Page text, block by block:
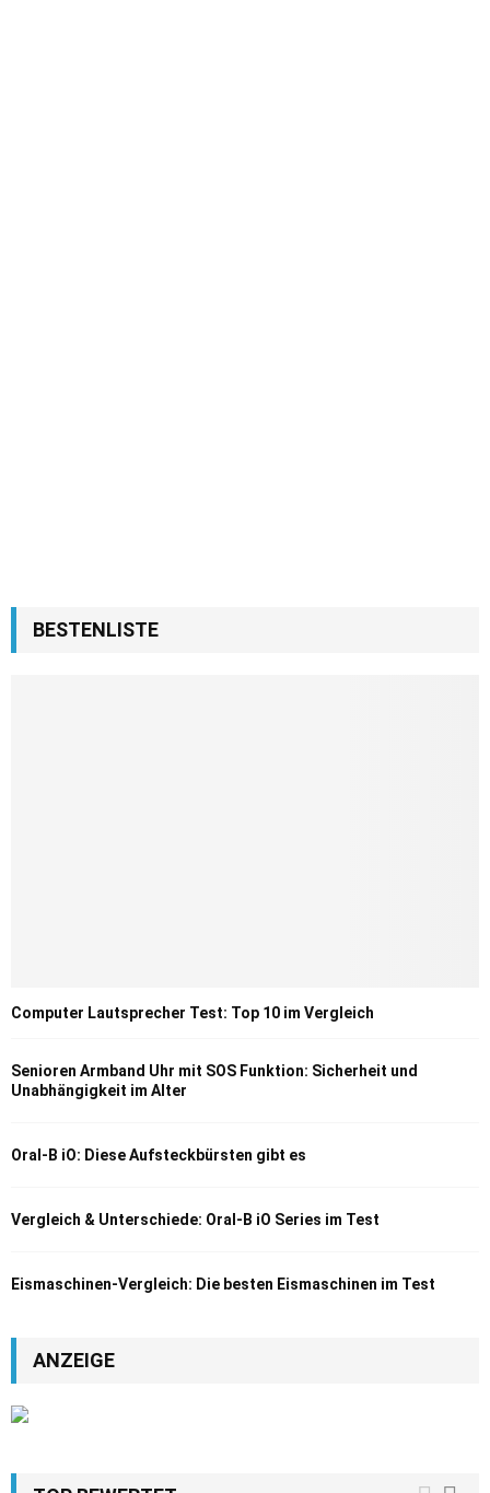
BESTENLISTE
Computer Lautsprecher Test: Top 10 im Vergleich
Senioren Armband Uhr mit SOS Funktion: Sicherheit und
Unabhängigkeit im Alter
Oral-B iO: Diese Aufsteckbürsten gibt es
Vergleich & Unterschiede: Oral-B iO Series im Test
Eismaschinen-Vergleich: Die besten Eismaschinen im Test
ANZEIGE